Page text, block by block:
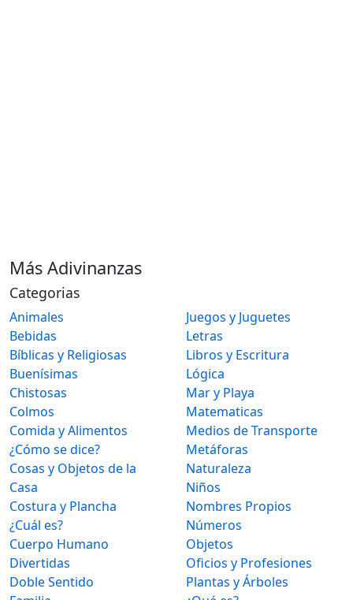
Más Adivinanzas
Categorias
Animales
Bebidas
Bíblicas y Religiosas
Buenísimas
Chistosas
Colmos
Comida y Alimentos
¿Cómo se dice?
Cosas y Objetos de la
Casa
Costura y Plancha
¿Cuál es?
Cuerpo Humano
Divertidas
Doble Sentido
Juegos y Juguetes
Letras
Libros y Escritura
Lógica
Mar y Playa
Matematicas
Medios de Transporte
Metáforas
Naturaleza
Niños
Nombres Propios
Números
Objetos
Oficios y Profesiones
Plantas y Árboles